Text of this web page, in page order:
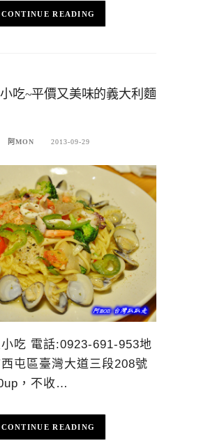
CONTINUE READING
吃~平價又美味的義大利麵
阿MON 2013-09-29
吃 電話:0923-691-953地
屯區臺灣大道三段208號
，不收…
CONTINUE READING